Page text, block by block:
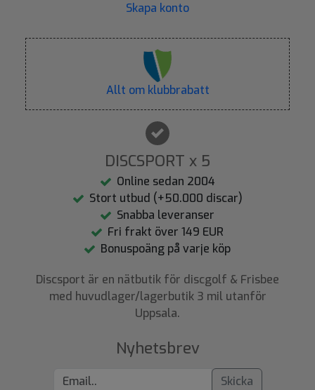
Skapa konto
Allt om klubbrabatt
DISCSPORT x 5
Online sedan 2004
Stort utbud (+50.000 discar)
Snabba leveranser
Fri frakt över 149 EUR
Bonuspoäng på varje köp
Discsport är en nätbutik för discgolf & Frisbee
med huvudlager/lagerbutik 3 mil utanför
Uppsala.
Nyhetsbrev
Skicka